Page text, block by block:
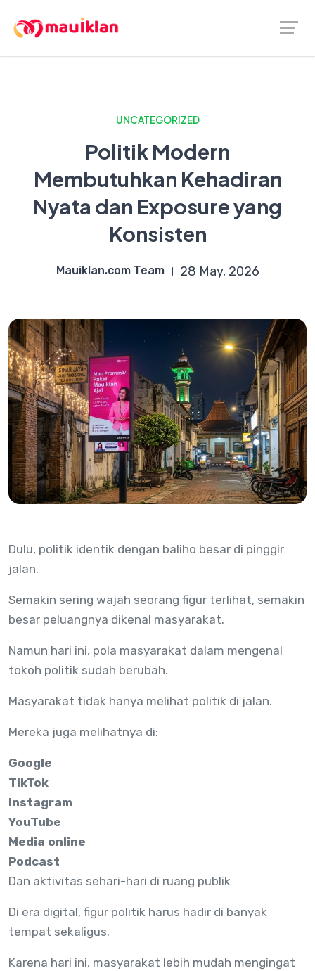
UNCATEGORIZED
Politik Modern
Membutuhkan Kehadiran
Nyata dan Exposure yang
Konsisten
Mauiklan.com Team 28 May, 2026
Dulu, politik identik dengan baliho besar di pinggir
jalan.
Semakin sering wajah seorang figur terlihat, semakin
besar peluangnya dikenal masyarakat.
Namun hari ini, pola masyarakat dalam mengenal
tokoh politik sudah berubah.
Masyarakat tidak hanya melihat politik di jalan.
Mereka juga melihatnya di:
Google
TikTok
Instagram
YouTube
Media online
Podcast
Dan aktivitas sehari-hari di ruang publik
Di era digital, figur politik harus hadir di banyak
tempat sekaligus.
Karena hari ini, masyarakat lebih mudah mengingat